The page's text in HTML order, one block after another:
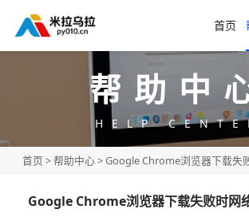
首页
帮助中
HELP
首页 >帮助中心> Google Chrome浏览器下载失败
Google Chrome浏览器下载失败时网